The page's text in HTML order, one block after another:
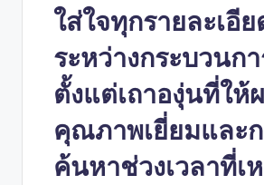
ใส่ใจทุกรายละเอี
ระหว่างกระบวนก
ตั้งแต่เถาองุ่นที่ให้
คุณภาพเยี่ยมและ
ค้นหาช่วงเวลาที่เ